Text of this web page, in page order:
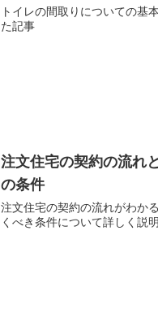
トイレの間取りについての基
た記事
注文住宅の契約の流れ
の条件
注文住宅の契約の流れがわか
くべき条件について詳しく説